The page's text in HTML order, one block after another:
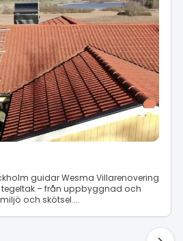
guidar Wesma Villarenovering
– från uppbyggnad och
och skötsel....